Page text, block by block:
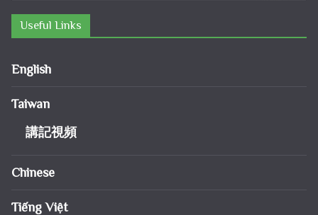
Useful Links
English
Taiwan
講記視頻
Chinese
Tiếng Việt